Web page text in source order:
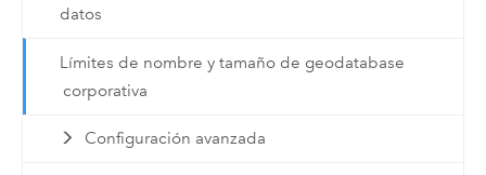
datos
Límites de nombre y tamaño de geodatabase
corporativa
Configuración avanzada